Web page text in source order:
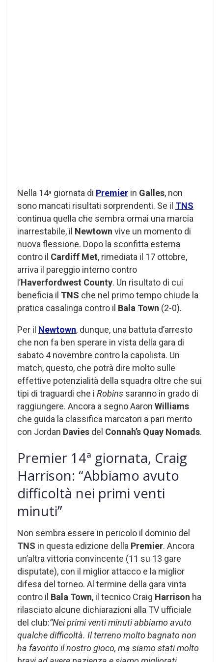
Nella 14a giornata di Premier in Galles, non
sono mancati risultati sorprendenti. Se il TNS
continua quella che sembra ormai una marcia
inarrestabile, il Newtown vive un momento di
nuova flessione. Dopo la sconfitta esterna
contro il Cardiff Met, rimediata il 17 ottobre,
arriva il pareggio interno contro
l’Haverfordwest County. Un risultato di cui
beneficia il TNS che nel primo tempo chiude la
pratica casalinga contro il Bala Town (2-0).
Per il Newtown, dunque, una battuta d’arresto
che non fa ben sperare in vista della gara di
sabato 4 novembre contro la capolista. Un
match, questo, che potrà dire molto sulle
effettive potenzialità della squadra oltre che sui
tipi di traguardi che i Robins saranno in grado di
raggiungere. Ancora a segno Aaron Williams
che guida la classifica marcatori a pari merito
con Jordan Davies del Connah’s Quay Nomads.
Premier 14ª giornata, Craig
Harrison: “Abbiamo avuto
difficoltà nei primi venti
minuti”
Non sembra essere in pericolo il dominio del
TNS in questa edizione della Premier. Ancora
un’altra vittoria convincente (11 su 13 gare
disputate), con il miglior attacco e la miglior
difesa del torneo. Al termine della gara vinta
contro il Bala Town, il tecnico Craig Harrison ha
rilasciato alcune dichiarazioni alla TV ufficiale
del club:“Nei primi venti minuti abbiamo avuto
qualche difficoltà. Il terreno molto bagnato non
ha favorito il nostro gioco, ma siamo stati molto